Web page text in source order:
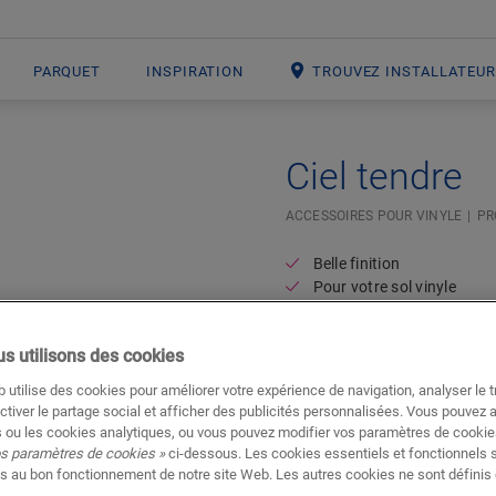
PARQUET INSPIRATION TROUVEZ INSTALLATEUR
Ciel tendre
ACCESSOIRES POUR VINYLE
Belle finition
Pour votre sol vinyle
utilisons des cookies
utilise des cookies pour améliorer votre expérience de navigation, analyser le
le partage social et afficher des publicités personnalisées. Vous pouvez
ou les cookies analytiques, ou vous pouvez modifier vos paramètres de
paramètres de cookies »ci-dessous. Les cookies essentiels et fonctionnels
au bon fonctionnement de notre site Web. Les autres cookies ne sont définis